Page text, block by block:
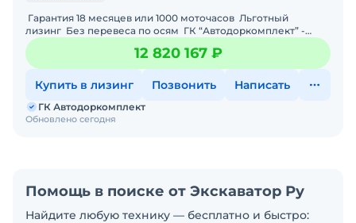
Гарантия 18 месяцев или 1000 моточасов Льготный
лизинг Без перевеса по осям ГК “Автодоркомплект” -
официальный ди
12 820 167 ₽
Купить в лизинг Позвонить Написать
Обновлено сегодня
ГК Автодоркомплект
Помощь в поиске от Экскаватор Ру
Найдите любую технику — бесплатно и быстро: